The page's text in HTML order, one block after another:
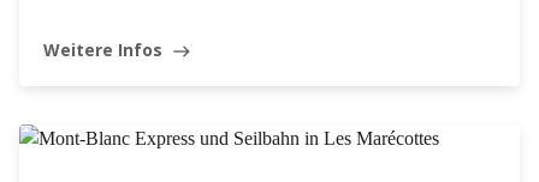
Weitere Infos east